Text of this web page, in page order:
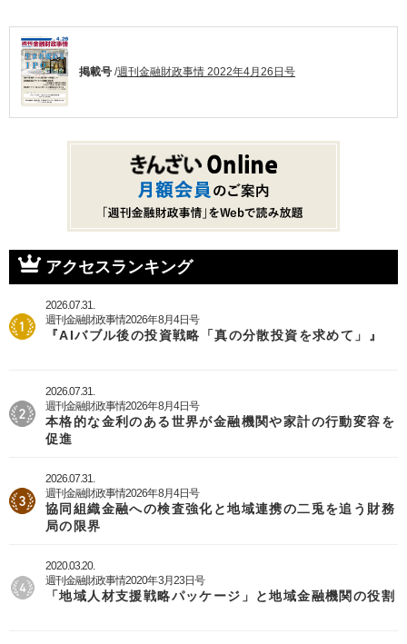
掲載号 /週刊金融財政事情 2022年4月26日号
アクセスランキング
2026.07.31.
週刊金融財政事情2026年8月4日号
『AIバブル後の投資戦略「真の分散投資を求めて」』
2026.07.31.
週刊金融財政事情2026年8月4日号
本格的な金利のある世界が金融機関や家計の行動変容を
促進
2026.07.31.
週刊金融財政事情2026年8月4日号
協同組織金融への検査強化と地域連携の二兎を追う財務
局の限界
2020.03.20.
週刊金融財政事情2020年3月23日号
「地域人材支援戦略パッケージ」と地域金融機関の役割